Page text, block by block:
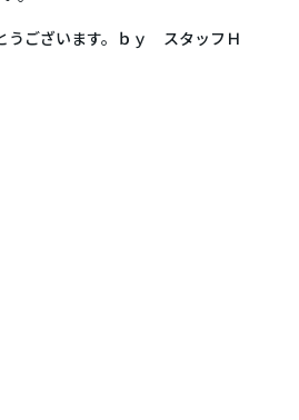
うございます。ｂｙ スタッフＨ